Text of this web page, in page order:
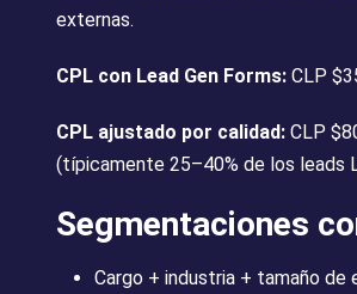
externas.
CPL con Lead Gen Forms: CLP
CPL ajustado por calidad: CLP
(típicamente 25–40% de los leads
Segmentaciones
Cargo + industria + tamaño de